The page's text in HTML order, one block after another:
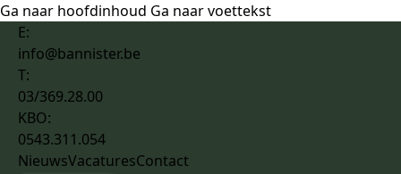
Ga naar hoofdinhoud Ga naar voettekst
E:
info@bannister.be
T:
03/369.28.00
KBO:
0543.311.054
NieuwsVacaturesContact